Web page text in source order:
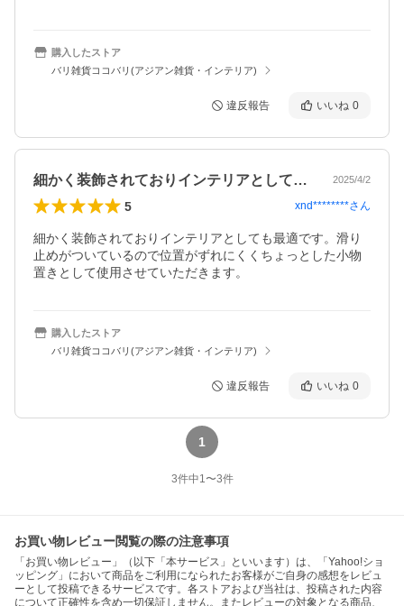
購入したストア
バリ雑貨ココバリ(アジアン雑貨・インテリア)
違反報告 いいね 0
細かく装飾されておりインテリアとしても… 2025/4/2
5 xnd********さん
細かく装飾されておりインテリアとしても最適です。滑り
止めがついているので位置がずれにくくちょっとした小物
置きとして使用させていただきます。
購入したストア
バリ雑貨ココバリ(アジアン雑貨・インテリア)
違反報告 いいね 0
1
3件中1〜3件
お買い物レビュー閲覧の際の注意事項
「お買い物レビュー」（以下「本サービス」といいます）は、「Yahoo!ショ
ッピング」において商品をご利用になられたお客様がご自身の感想をレビュ
ーとして投稿できるサービスです。各ストアおよび当社は、投稿された内容
について正確性を含め一切保証しません。またレビューの対象となる商品、